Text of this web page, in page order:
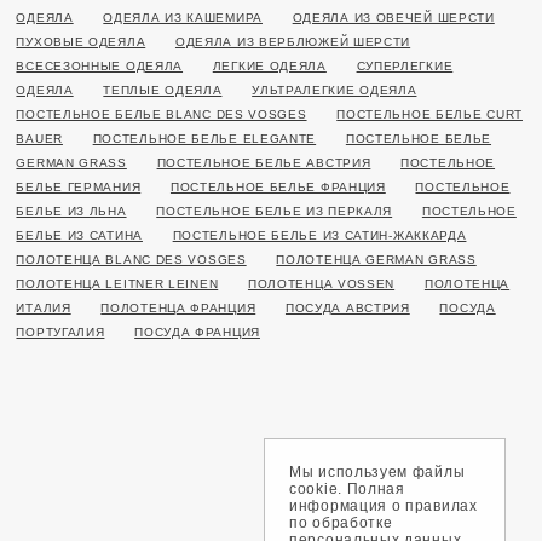
ОДЕЯЛА
ОДЕЯЛА ИЗ КАШЕМИРА
ОДЕЯЛА ИЗ ОВЕЧЕЙ ШЕРСТИ
ПУХОВЫЕ ОДЕЯЛА
ОДЕЯЛА ИЗ ВЕРБЛЮЖЕЙ ШЕРСТИ
ВСЕСЕЗОННЫЕ ОДЕЯЛА
ЛЕГКИЕ ОДЕЯЛА
СУПЕРЛЕГКИЕ
ОДЕЯЛА
ТЕПЛЫЕ ОДЕЯЛА
УЛЬТРАЛЕГКИЕ ОДЕЯЛА
ПОСТЕЛЬНОЕ БЕЛЬЕ BLANC DES VOSGES
ПОСТЕЛЬНОЕ БЕЛЬЕ CURT
BAUER
ПОСТЕЛЬНОЕ БЕЛЬЕ ELEGANTE
ПОСТЕЛЬНОЕ БЕЛЬЕ
GERMAN GRASS
ПОСТЕЛЬНОЕ БЕЛЬЕ АВСТРИЯ
ПОСТЕЛЬНОЕ
БЕЛЬЕ ГЕРМАНИЯ
ПОСТЕЛЬНОЕ БЕЛЬЕ ФРАНЦИЯ
ПОСТЕЛЬНОЕ
БЕЛЬЕ ИЗ ЛЬНА
ПОСТЕЛЬНОЕ БЕЛЬЕ ИЗ ПЕРКАЛЯ
ПОСТЕЛЬНОЕ
БЕЛЬЕ ИЗ САТИНА
ПОСТЕЛЬНОЕ БЕЛЬЕ ИЗ САТИН-ЖАККАРДА
ПОЛОТЕНЦА BLANC DES VOSGES
ПОЛОТЕНЦА GERMAN GRASS
ПОЛОТЕНЦА LEITNER LEINEN
ПОЛОТЕНЦА VOSSEN
ПОЛОТЕНЦА
ИТАЛИЯ
ПОЛОТЕНЦА ФРАНЦИЯ ПОСУДА АВСТРИЯ
ПОСУДА
ПОРТУГАЛИЯ
ПОСУДА ФРАНЦИЯ
Мы используем файлы
cookie. Полная
информация о правилах
по обработке